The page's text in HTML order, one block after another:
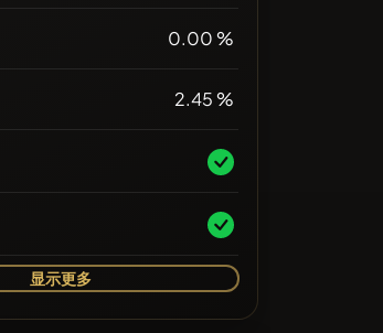
0.00 %
2.45 %
显示更多